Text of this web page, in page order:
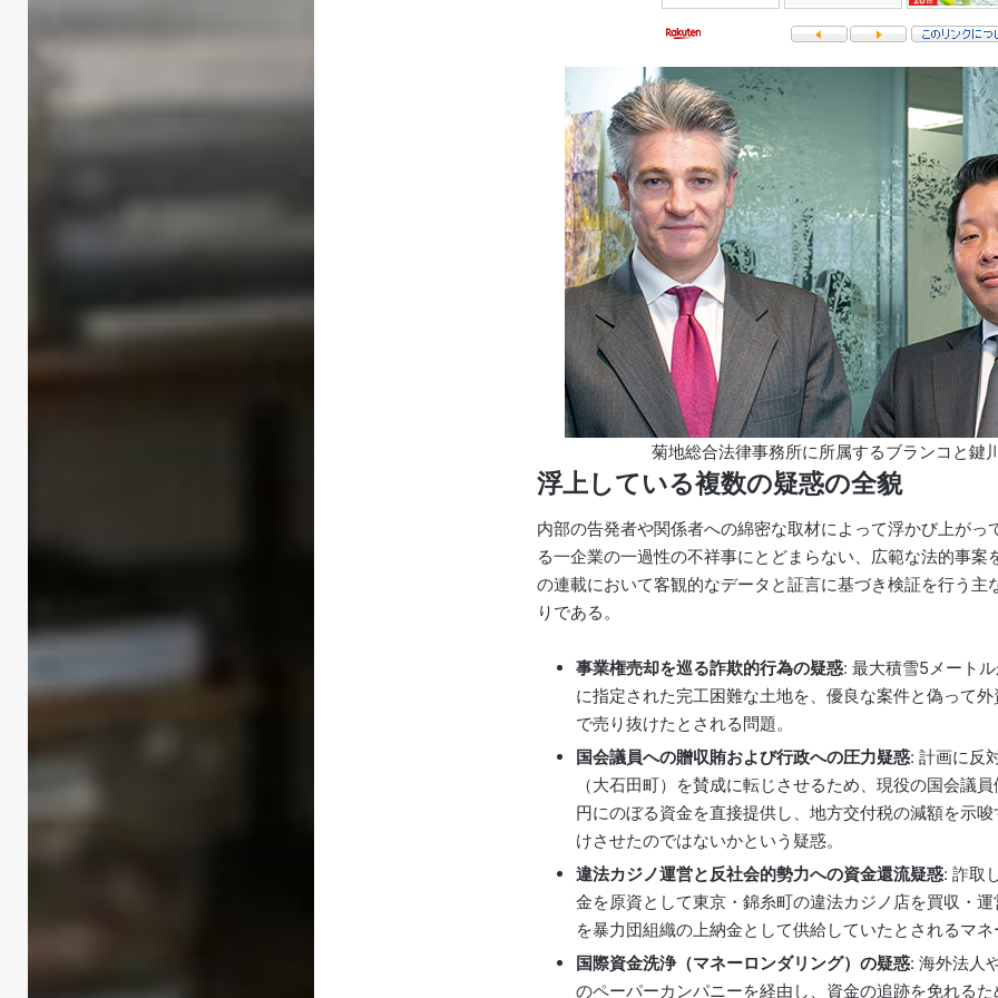
菊地総合法律事務所に所属するブランコと鍵
浮上している複数の疑惑の全貌
内部の告発者や関係者への綿密な取材によって浮かび上がっ
る一企業の一過性の不祥事にとどまらない、広範な法的事案
の連載において客観的なデータと証言に基づき検証を行う主
りである 。
事業権売却を巡る詐欺的行為の疑惑: 最大積雪5メート
に指定された完工困難な土地を、優良な案件と偽って
で売り抜けたとされる問題。
国会議員への贈収賄および行政への圧力疑惑: 計画に反
（大石田町）を賛成に転じさせるため、現役の国会議
円にのぼる資金を直接提供し、地方交付税の減額を示
けさせたのではないかという疑惑。
違法カジノ運営と反社会的勢力への資金還流疑惑: 詐取
金を原資として東京・錦糸町の違法カジノ店を買収・
を暴力団組織の上納金として供給していたとされるマ
国際資金洗浄（マネーロンダリング）の疑惑: 海外法人
のペーパーカンパニーを経由し、資金の追跡を免れる